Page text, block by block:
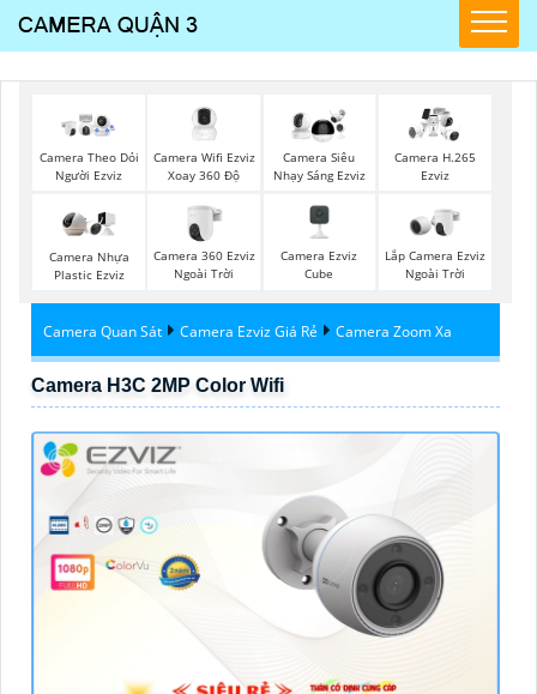
Camera Theo Dỏi
Người Ezviz
Camera Wifi Ezviz
Xoay 360 Độ
Camera Siêu
Nhạy Sáng Ezviz
Camera H.265
Ezviz
Camera Nhựa
Plastic Ezviz
Camera 360 Ezviz
Ngoài Trời
Camera Ezviz
Cube
Lắp Camera Ezviz
Ngoài Trời
Camera Quan Sát Camera Ezviz Giá Rẻ Camera Zoom Xa
Camera H3C 2MP Color Wifi